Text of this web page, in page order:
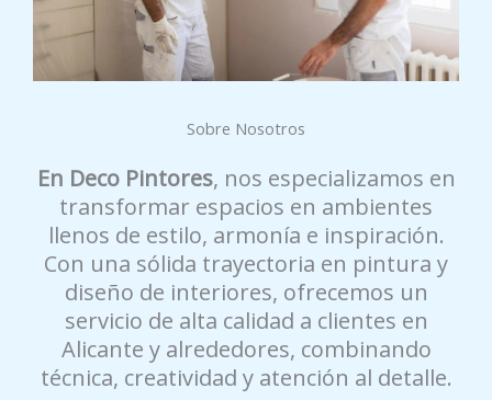
Sobre Nosotros
En Deco Pintores, nos especializamos en
transformar espacios en ambientes
llenos de estilo, armonía e inspiración.
Con una sólida trayectoria en pintura y
diseño de interiores, ofrecemos un
servicio de alta calidad a clientes en
Alicante y alrededores, combinando
técnica, creatividad y atención al detalle.